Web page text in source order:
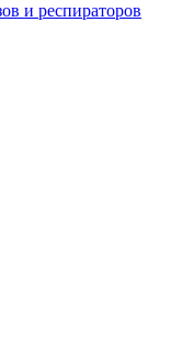
и респираторов